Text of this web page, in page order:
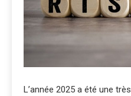
L’année 2025 a été une